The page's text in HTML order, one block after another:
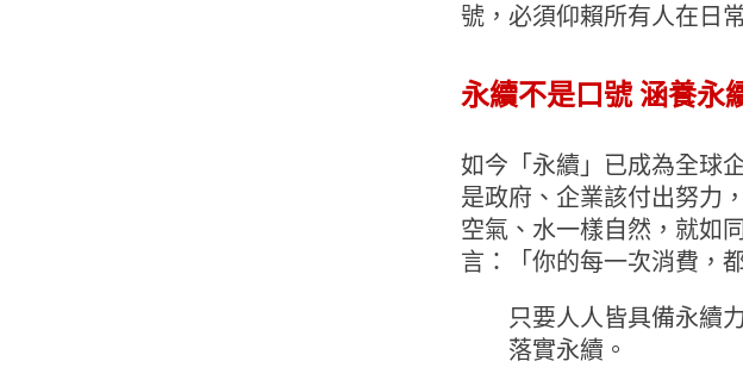
號，必須仰賴所有人在日
永續不是口號 涵養永
如今「永續」已成為全球
是政府、企業該付出努力
空氣、水一樣自然，就如
言：「你的每一次消費，
只要人人皆具備永續
落實永續。